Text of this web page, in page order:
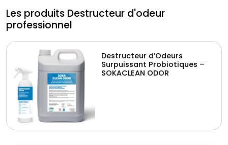
Les produits Destructeur d'odeur
professionnel
Destructeur d’Odeurs
Surpuissant Probiotiques –
SOKACLEAN ODOR